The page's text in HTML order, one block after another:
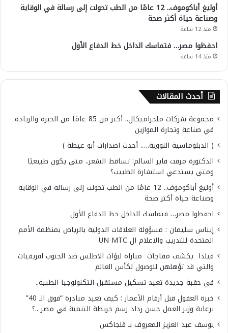
أوليغ أباكوموف.. 12 عامًا من الطب تحولت إلى رسالة في الوقاية
وصناعة حياة أكثر صحة
منذ 12 ساعة
احفظوا مصر… فتماسك الداخل خط الدفاع الأول
منذ 14 ساعة
أحدث المقالات
مجموعة شركات ملجراميكال.. أكثر من 85 عامًا من الخبرة والريادة
في صناعة وتجارة الموازين
( الدبلوماسية النووية….. أحدث اصدارات أبو عيطة )
الدكتورة مرفت فايز السالم: تساقط الشعر.. متى يكون طبيعيًا
ومتى يستدعي استشارة الطبيب؟
أوليغ أباكوموف.. 12 عامًا من الطب تحولت إلى رسالة في الوقاية
وصناعة حياة أكثر صحة
احفظوا مصر… فتماسك الداخل خط الدفاع الأول
إيناس سليمان : مسؤولة العلاقات الدولية بالرياض بمنظمة الأمم
المتحدة للتدريب والاعلام ال UN MTC
فيلدا يكشف مفاجآت مباراة لبؤات الاطلس ضد الجنوب افريقيات
والتي قد تؤهلهن للوصول لكأس العالم
في حقبة جديدة تعيد تشكيل مستقبل التكنولوجيا الطبية..
خبرة العقول قبل أرقام الأعمار : كيف تعيد مبادرة “فوق الـ 40”
برعاية وزير العمل حسن رداد رسم خريطة التنمية في مصر ..؟
يوسف عبد العزيز المعروف بـ ڤلجاكس